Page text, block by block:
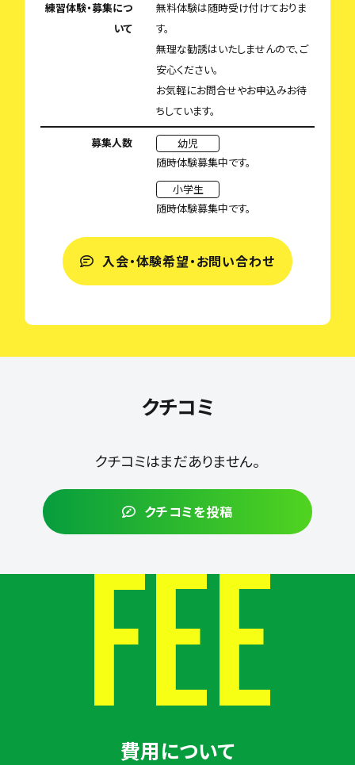
練習体験・募集につ
いて
無料体験は随時受け付けておりま
す。
無理な勧誘はいたしませんので、ご
安心ください。
お気軽にお問合せやお申込みお待
ちしています。
募集人数
幼児
随時体験募集中です。
小学生
随時体験募集中です。
入会・体験希望・お問い合わせ
クチコミ
クチコミはまだありません。
クチコミを投稿
FEE
費用について